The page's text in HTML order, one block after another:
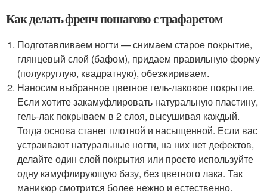
Как делать френч пошагово с трафаретом
Подготавливаем ногти — снимаем старое покрытие,
глянцевый слой (бафом), придаем правильную форму
(полукруглую, квадратную), обезжириваем.
Наносим выбранное цветное гель-лаковое покрытие.
Если хотите закамуфлировать натуральную пластину,
гель-лак покрываем в 2 слоя, высушивая каждый.
Тогда основа станет плотной и насыщенной. Если вас
устраивают натуральные ногти, на них нет дефектов,
делайте один слой покрытия или просто используйте
одну камуфлирующую базу, без цветного лака. Так
маникюр смотрится более нежно и естественно.